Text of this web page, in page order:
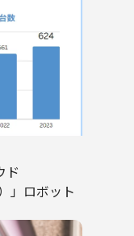
ド
」ロボット